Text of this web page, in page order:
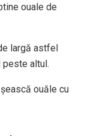
ouale de
largă astfel
peste altul.
ouăle cu